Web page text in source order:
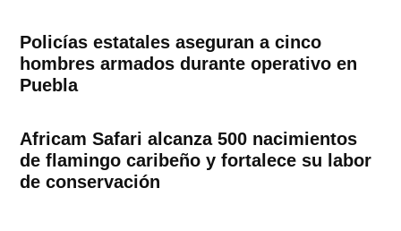
Policías estatales aseguran a cinco
hombres armados durante operativo en
Puebla
Africam Safari alcanza 500 nacimientos
de flamingo caribeño y fortalece su labor
de conservación